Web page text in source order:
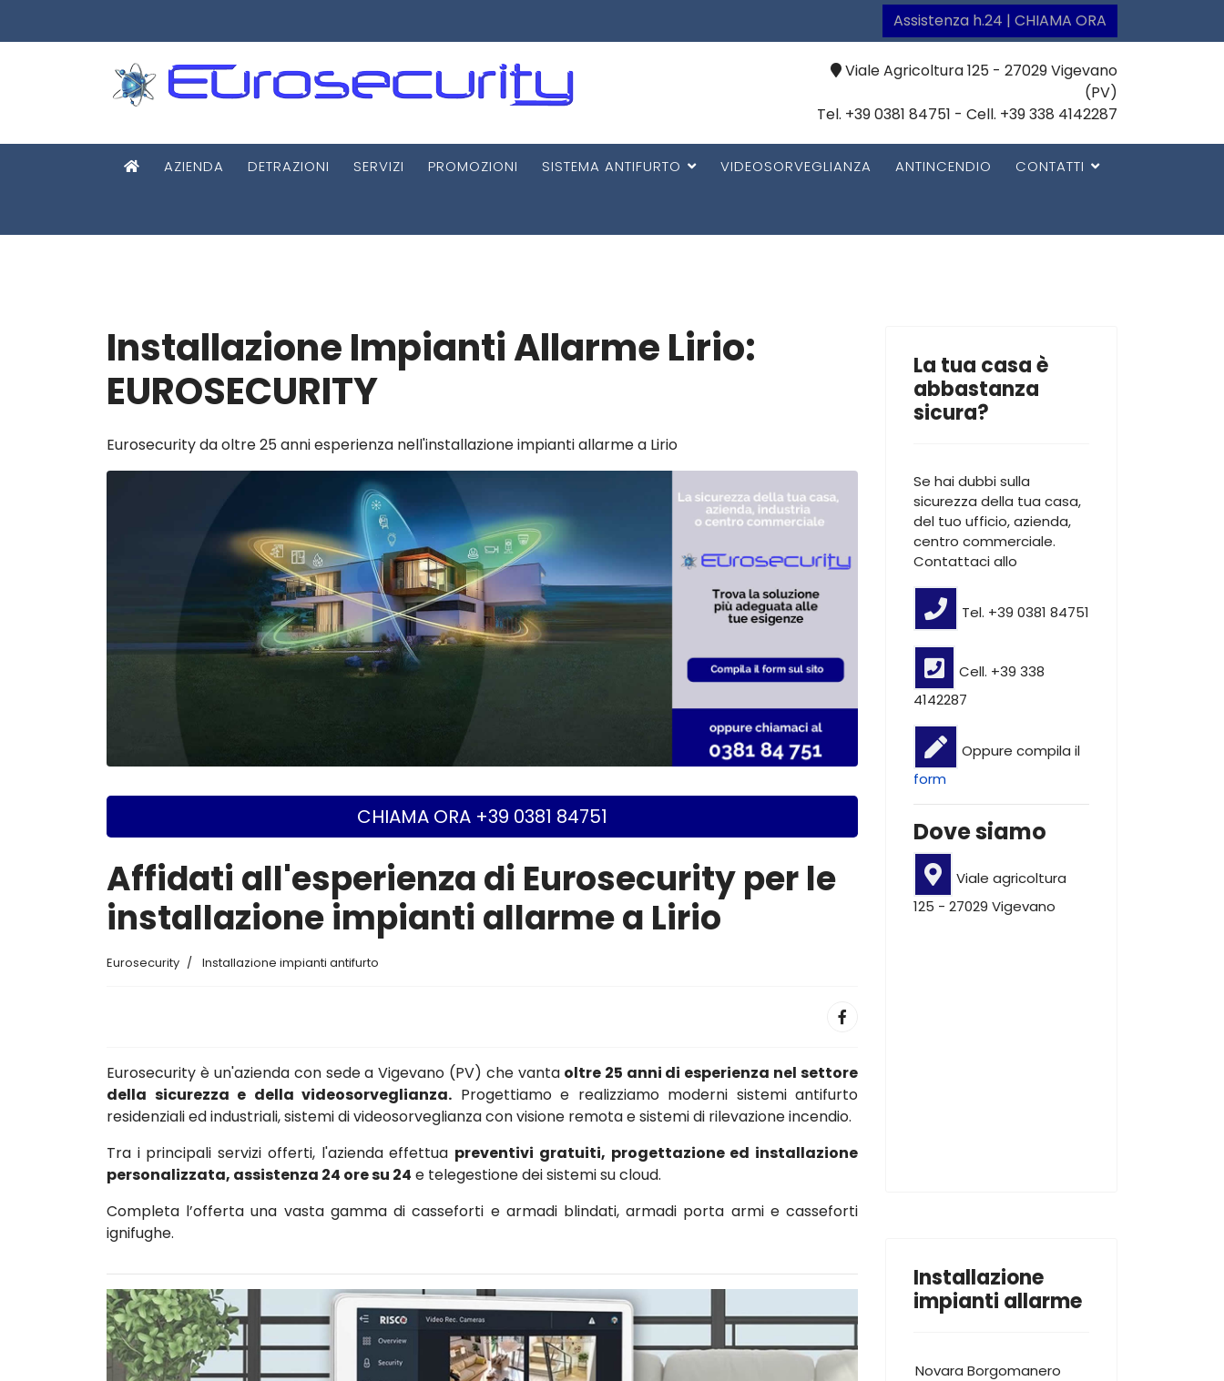
Assistenza h.24 | CHIAMA ORA
Viale Agricoltura 125 - 27029 Vigevano
(PV)
Tel. +39 0381 84751 - Cell. +39 338 4142287
AZIENDA DETRAZIONI SERVIZI PROMOZIONI SISTEMA ANTIFURTO VIDEOSORVEGLIANZA ANTINCENDIO CONTATTI
Installazione Impianti Allarme Lirio:
EUROSECURITY
Eurosecurity da oltre 25 anni esperienza nell'installazione impianti allarme a Lirio
CHIAMA ORA +39 0381 84751
Affidati all'esperienza di Eurosecurity per le
installazione impianti allarme a Lirio
Eurosecurity Installazione impianti antifurto
Eurosecurity è un'azienda con sede a Vigevano (PV) che vantaoltre 25 anni di esperienza nel settore
della sicurezza e della videosorveglianza. Progettiamo e realizziamo moderni sistemi antifurto
residenziali ed industriali, sistemi di videosorveglianza con visione remota e sistemi di rilevazione incendio.
Tra i principali servizi offerti, l'azienda effettua preventivi gratuiti, progettazione ed installazione
personalizzata, assistenza 24 ore su 24 e telegestione dei sistemi su cloud.
Completa l’offerta una vasta gamma di casseforti e armadi blindati, armadi porta armi e casseforti
ignifughe.
La tua casa è
abbastanza
sicura?
Se hai dubbi sulla
sicurezza della tua casa,
del tuo ufficio, azienda,
centro commerciale.
Contattaci allo
Tel. +39 0381 84751
Cell. +39 338
4142287
Oppure compila il
form
Dove siamo
Viale agricoltura
125 - 27029 Vigevano
Installazione
impianti allarme
Novara Borgomanero